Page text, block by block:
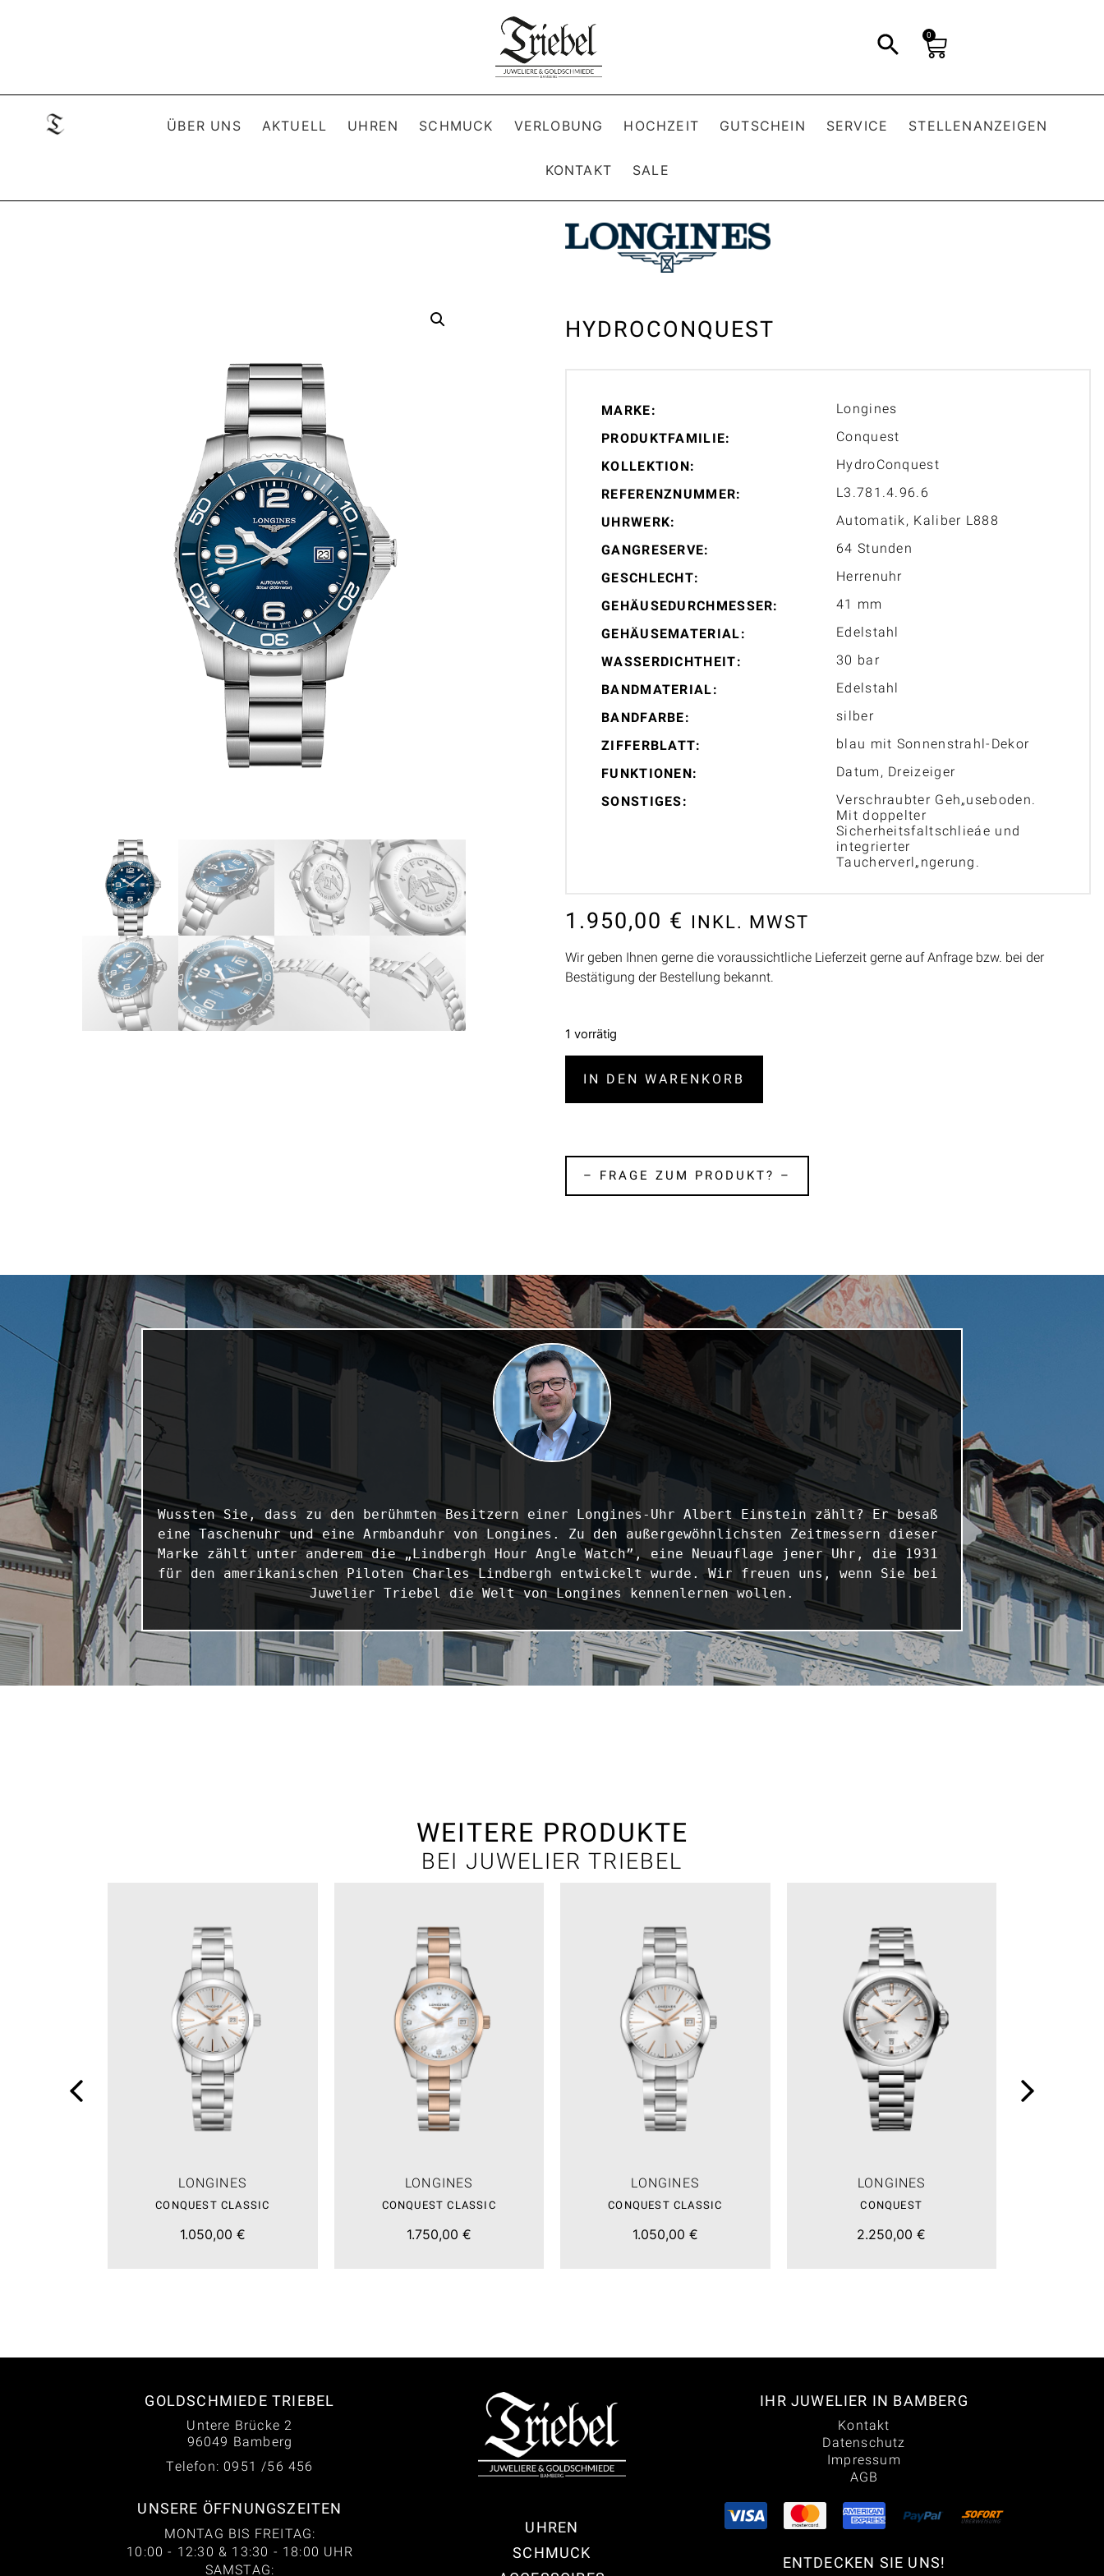
0
ÜBER UNS AKTUELL UHREN SCHMUCK VERLOBUNG HOCHZEIT GUTSCHEIN SERVICE STELLENANZEIGEN
KONTAKT SALE
HYDROCONQUEST
MARKE:
Longines
PRODUKTFAMILIE:
Conquest
KOLLEKTION:
HydroConquest
REFERENZNUMMER:
L3.781.4.96.6
UHRWERK:
Automatik, Kaliber L888
GANGRESERVE:
64 Stunden
GESCHLECHT:
Herrenuhr
GEHÄUSEDURCHMESSER:
41 mm
GEHÄUSEMATERIAL:
Edelstahl
WASSERDICHTHEIT:
30 bar
BANDMATERIAL:
Edelstahl
BANDFARBE:
silber
ZIFFERBLATT:
blau mit Sonnenstrahl-Dekor
FUNKTIONEN:
Datum, Dreizeiger
SONSTIGES:
Verschraubter Geh„useboden.
Mit doppelter
Sicherheitsfaltschlieáe und
integrierter
Taucherverl„ngerung.
1.950,00 € INKL. MWST
Wir geben Ihnen gerne die voraussichtliche Lieferzeit gerne auf Anfrage bzw. bei der
Bestätigung der Bestellung bekannt.
1 vorrätig
IN DEN WARENKORB
– FRAGE ZUM PRODUKT? –
Wussten Sie, dass zu den berühmten Besitzern einer Longines-Uhr Albert Einstein zählt? Er besaß
eine Taschenuhr und eine Armbanduhr von Longines. Zu den außergewöhnlichsten Zeitmessern dieser
Marke zählt unter anderem die „Lindbergh Hour Angle Watch”, eine Neuauflage jener Uhr, die 1931
für den amerikanischen Piloten Charles Lindbergh entwickelt wurde. Wir freuen uns, wenn Sie bei
Juwelier Triebel die Welt von Longines kennenlernen wollen.
WEITERE PRODUKTE
BEI JUWELIER TRIEBEL
LONGINES
CONQUEST CLASSIC
1.050,00 €
LONGINES
CONQUEST CLASSIC
1.750,00 €
LONGINES
CONQUEST CLASSIC
1.050,00 €
LONGINES
CONQUEST
2.250,00 €
GOLDSCHMIEDE TRIEBEL
Untere Brücke 2
96049 Bamberg
Telefon: 0951 /56 456
UNSERE ÖFFNUNGSZEITEN
MONTAG BIS FREITAG:
10:00 - 12:30 & 13:30 - 18:00 UHR
SAMSTAG:
UHREN
SCHMUCK
IHR JUWELIER IN BAMBERG
Kontakt
Datenschutz
Impressum
AGB
ENTDECKEN SIE UNS!